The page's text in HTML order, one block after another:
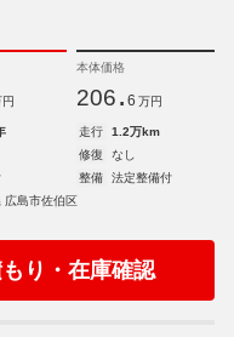
円
本体価格
206. 6 万円
走行
1.2万km
修復
なし
整備
法定整備付
広島市佐伯区
もり・在庫確認